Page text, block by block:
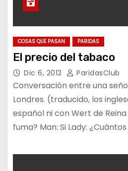
COSAS QUE PASAN PARIDAS
El precio del tabaco
Dic 6, 2012 ParidasClub
Conversación entre una
Londres. (traducido, los
español ni con Wert de
fuma? Man: Si Lady: